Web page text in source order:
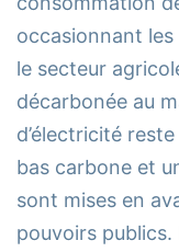
occasionnant
le secteur
décarbonée au
d’électricité
bas carbone et
sont mises en
pouvoirs publics.